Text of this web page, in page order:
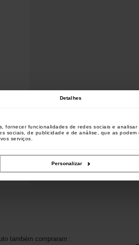
Detalhes
fornecer funcionalidades de redes sociais e
sociais, de publicidade e de análise, que as
serviços.
Personalizar
também compraram :